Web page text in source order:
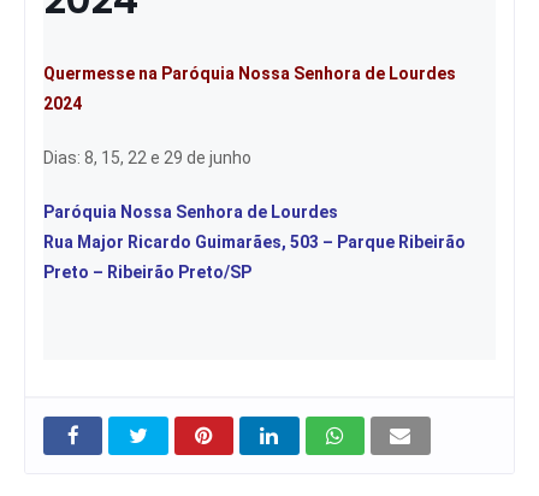
Quermesse na Paróquia Nossa Senhora de Lourdes
2024
Dias: 8, 15, 22 e 29 de junho
Paróquia Nossa Senhora de Lourdes
Rua Major Ricardo Guimarães, 503 – Parque Ribeirão
Preto – Ribeirão Preto/SP